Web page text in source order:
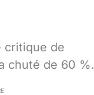
critique de
chuté de 60 %.